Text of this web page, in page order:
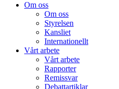
Om oss
Om oss
Styrelsen
Kansliet
Internationellt
Vårt arbete
Vårt arbete
Rapporter
Remissvar
Debattartiklar